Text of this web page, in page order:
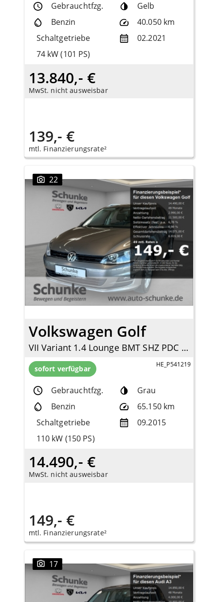
Gebrauchtfzg.
Gelb
Benzin
40.050 km
Schaltgetriebe
02.2021
74 kW (101 PS)
13.840,- €
MwSt. nicht ausweisbar
139,- €
mtl. Finanzierungsrate²
22
Volkswagen Golf
VII Variant 1.4 Lounge BMT SHZ PDC Tempomat Allwetter
sofort verfügbar HE_P541219
Gebrauchtfzg.
Grau
Benzin
65.150 km
Schaltgetriebe
09.2015
110 kW (150 PS)
14.490,- €
MwSt. nicht ausweisbar
149,- €
mtl. Finanzierungsrate²
17